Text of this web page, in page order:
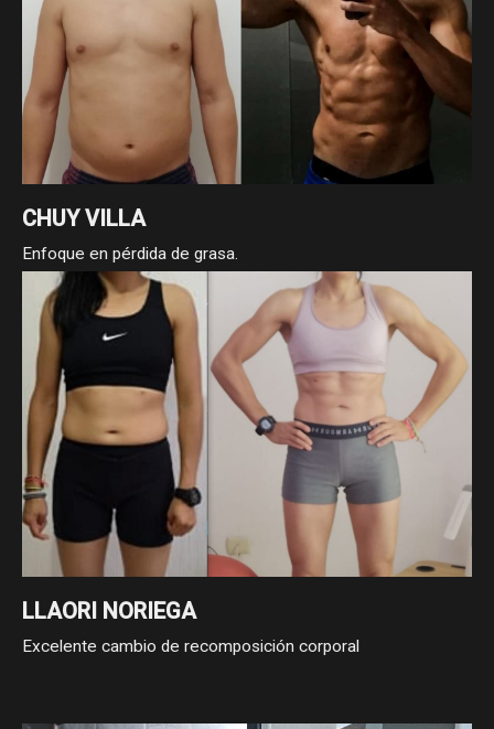
CHUY VILLA
Enfoque en pérdida de grasa.
LLAORI NORIEGA
Excelente cambio de recomposición corporal